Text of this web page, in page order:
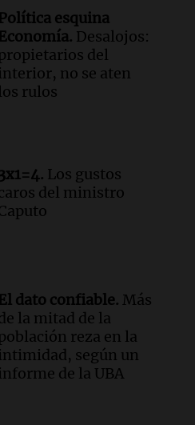
fieles celebran a San
trabajo y salud en
el reclamo del Kennel
de perros
a México de
esquina
Desalojos:
del
no se aten
rulos
3x1=4. Los gustos
del ministro
dato confiable. Más
la mitad de la
reza en la
según un
de la UBA